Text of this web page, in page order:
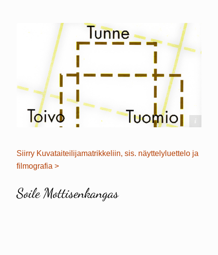
Soile Mottisenkangas
Siirry Kuvataiteilijamatrikkeliin, sis. näyttelyluettelo ja
filmografia >
Soile Mottisenkangas